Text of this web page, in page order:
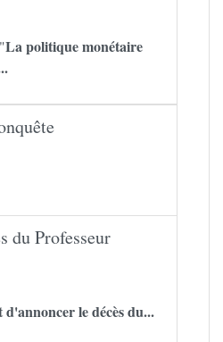
La politique monétaire
du Professeur
le décès du...